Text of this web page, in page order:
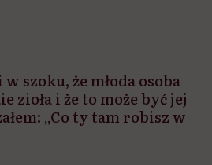
szoku, że młoda osoba
zioła i że to może być jej
„Co ty tam robisz w